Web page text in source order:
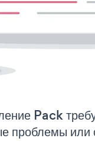
Pack
проблемы или